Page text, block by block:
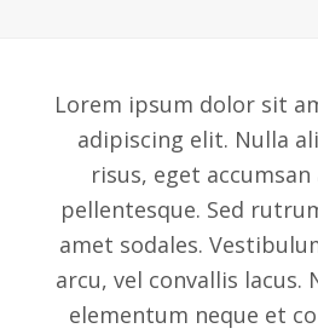
Lorem ipsum dolor sit
adipiscing elit. Nulla
risus, eget
pellentesque. Sed
amet sodales.
arcu, vel convallis
elementum neque et